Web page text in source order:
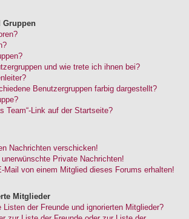
Gruppen
und wie trete ich ihnen bei?
Benutzergruppen farbig dargestellt?
Team“-Link auf der Startseite?
Nachrichten verschicken!
Private Nachrichten!
Mail von einem Mitglied dieses Forums erhalten!
Mitglieder
der Freunde und ignorierten Mitglieder?